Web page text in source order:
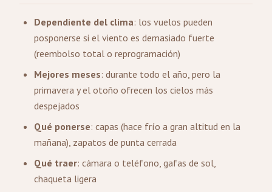
Dependiente del clima: los vuelos pueden
posponerse si el viento es demasiado fuerte
(reembolso total o reprogramación)
Mejores meses: durante todo el año, pero la
primavera y el otoño ofrecen los cielos más
despejados
Qué ponerse: capas (hace frío a gran altitud en la
mañana), zapatos de punta cerrada
Qué traer: cámara o teléfono, gafas de sol,
chaqueta ligera